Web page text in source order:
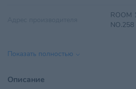
ROOM
Импортер в РБ
Показать полностью
Описание